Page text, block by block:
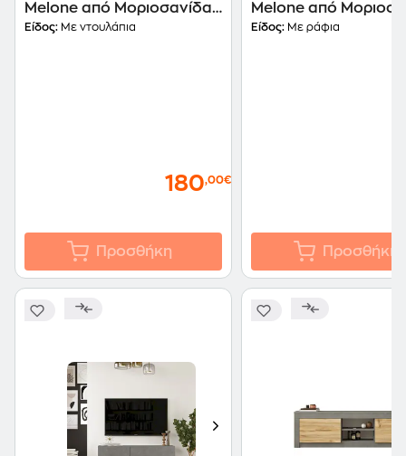
Melone από Μοριοσανίδα
150x35x44cm - Καφέ/
Είδος: Με ντουλάπια
180,00€
Προσθήκη
Melone από
150x35x52cm -
Είδος: Με ράφια
Προσθήκη